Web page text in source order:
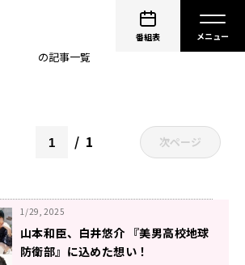
番組表
美男高校ALL STARS
の記事一覧
1 次ページ
1/29, 2025
山本和臣、白井悠介 『美男高校地球
防衛部』に込めた想い！